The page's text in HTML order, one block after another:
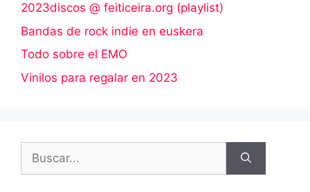
2023discos @ feiticeira.org (playlist)
Bandas de rock indie en euskera
Todo sobre el EMO
Vinilos para regalar en 2023